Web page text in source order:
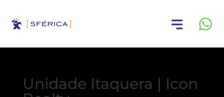
Unidade Itaquera | Icon